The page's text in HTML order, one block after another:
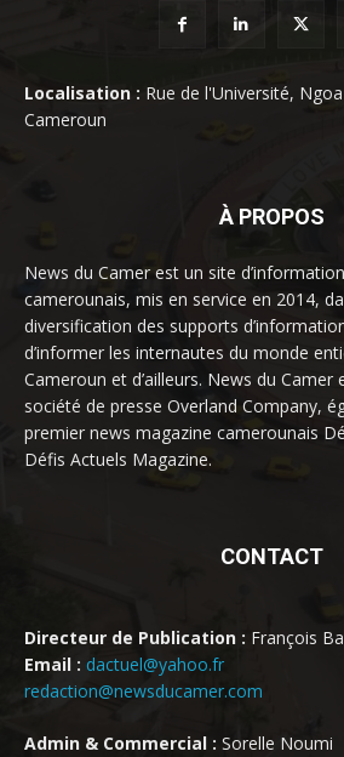
Localisation : Rue de l'Université,
Cameroun
À PROPOS
News du Camer est un site
camerounais, mis en service en 2014,
diversification des supports
d’informer les internautes du monde
Cameroun et d’ailleurs. News du Camer
société de presse Overland Company,
premier news magazine camerounais
Défis Actuels Magazine.
CONTACT
Directeur de Publication : François
Email : dactuel@yahoo.fr
redaction@newsducamer.com
Admin & Commercial : Sorelle Noumi